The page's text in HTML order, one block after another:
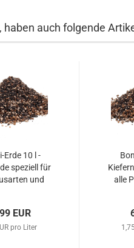
auch folgende
Erde 10 l -
speziell für
und
EUR
pro Liter
alle